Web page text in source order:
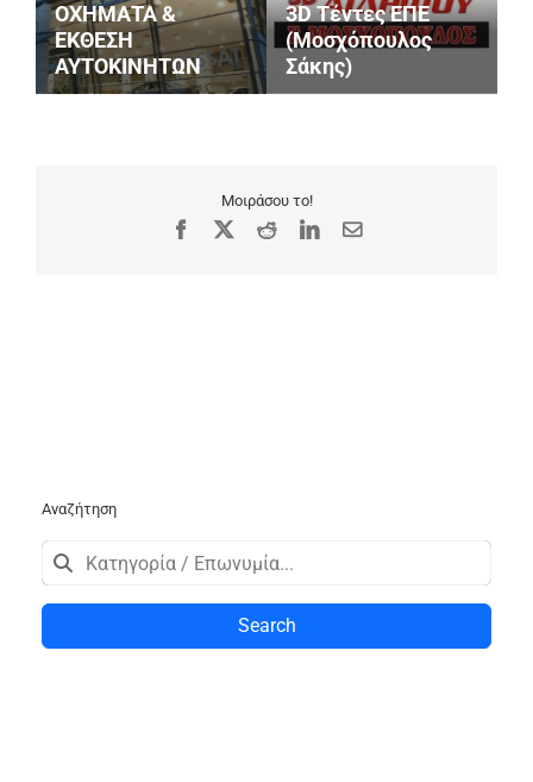
ΟΧΗΜΑΤΑ &
ΕΚΘΕΣΗ
ΑΥΤΟΚΙΝΗΤΩΝ
3D Τέντες ΕΠΕ
(Μοσχόπουλος
Σάκης)
Μοιράσου το!
Facebook RedditLinkedIn
Email
Αναζήτηση
Search